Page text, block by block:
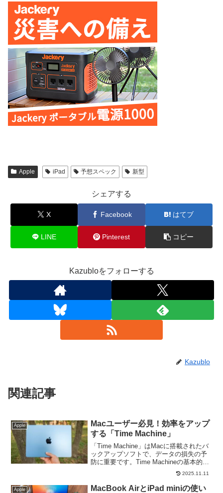
Apple iPad 予想スペック 新型
シェアする
X Facebook はてブ
LINE Pinterest コピー
Kazubloをフォローする
Kazublo
関連記事
Apple
Macユーザー必見！効率をアップ
する「Time Machine」
「Time Machine」はMacに搭載されたバ
ックアップソフトで、データの損失の予
防に重要です。Time Machineの基本的な
使い方や外付けドライブを使ったバック
アップ方法等、効率的なバックアップ方
法を覚えましょう。
2025.11.11
Apple
MacBook AirとiPad miniの使い